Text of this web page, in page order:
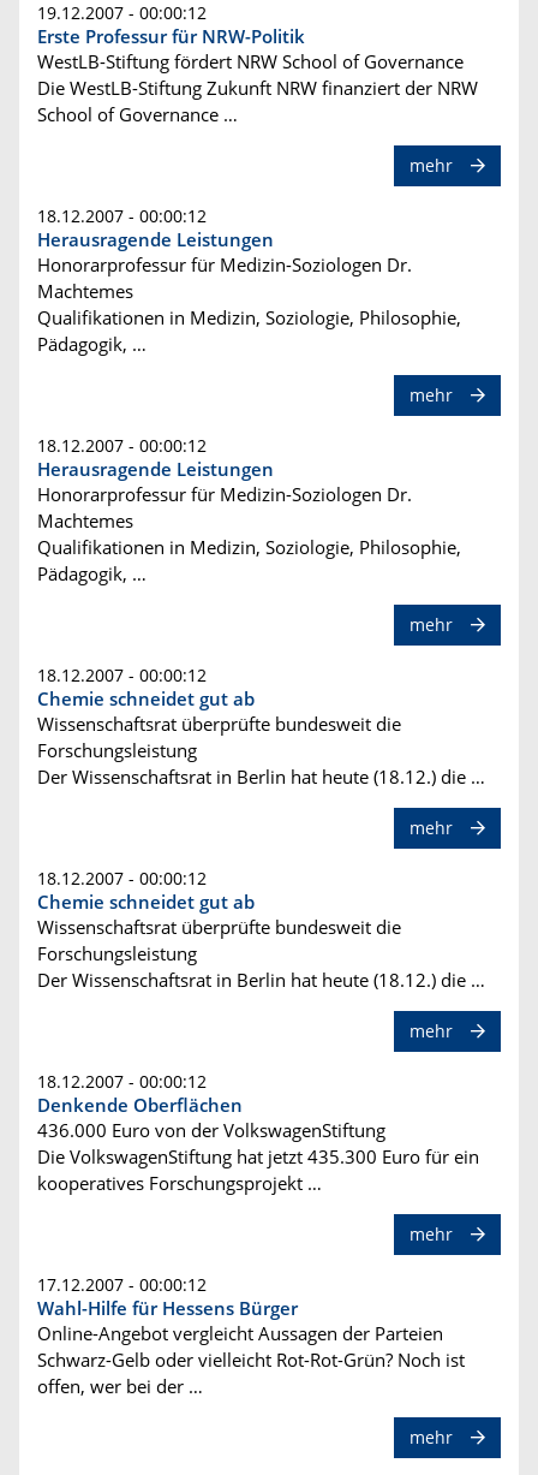
19.12.2007 - 00:00:12
Erste Professur für NRW-Politik
WestLB-Stiftung fördert NRW School of Governance
Die WestLB-Stiftung Zukunft NRW finanziert der NRW
School of Governance …
mehr
18.12.2007 - 00:00:12
Herausragende Leistungen
Honorarprofessur für Medizin-Soziologen Dr.
Machtemes
Qualifikationen in Medizin, Soziologie, Philosophie,
Pädagogik, …
mehr
18.12.2007 - 00:00:12
Herausragende Leistungen
Honorarprofessur für Medizin-Soziologen Dr.
Machtemes
Qualifikationen in Medizin, Soziologie, Philosophie,
Pädagogik, …
mehr
18.12.2007 - 00:00:12
Chemie schneidet gut ab
Wissenschaftsrat überprüfte bundesweit die
Forschungsleistung
Der Wissenschaftsrat in Berlin hat heute (18.12.) die …
mehr
18.12.2007 - 00:00:12
Chemie schneidet gut ab
Wissenschaftsrat überprüfte bundesweit die
Forschungsleistung
Der Wissenschaftsrat in Berlin hat heute (18.12.) die …
mehr
18.12.2007 - 00:00:12
Denkende Oberflächen
436.000 Euro von der VolkswagenStiftung
Die VolkswagenStiftung hat jetzt 435.300 Euro für ein
kooperatives Forschungsprojekt …
mehr
17.12.2007 - 00:00:12
Wahl-Hilfe für Hessens Bürger
Online-Angebot vergleicht Aussagen der Parteien
Schwarz-Gelb oder vielleicht Rot-Rot-Grün? Noch ist
offen, wer bei der …
mehr